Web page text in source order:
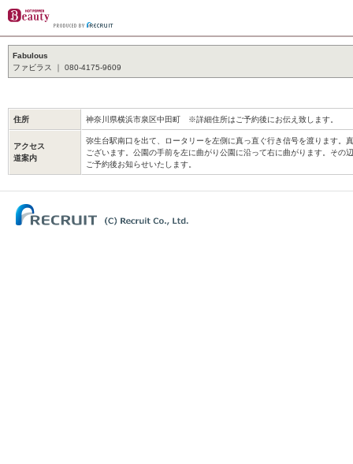
Fabulous
ファビラス ｜ 080-4175-9609
住所 神奈川県横浜市泉区中田町 ※詳細住所はご予約後にお伝え致します。
アクセス
道案内
弥生台駅南口を出て、ロータリーを左側に真っ直ぐ行き信号を渡ります。
ございます。公園の手前を左に曲がり公園に沿って右に曲がります。その
ご予約後お知らせいたします。